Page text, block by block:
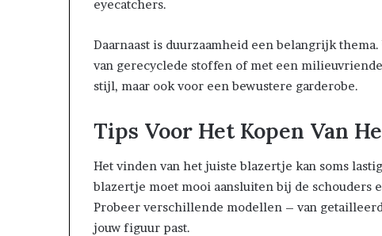
eyecatchers.
Daarnaast is duurzaamheid een belangrijk
van gerecyclede stoffen of met een
stijl, maar ook voor een bewustere garderobe.
Tips Voor Het Kopen Van
Het vinden van het juiste blazertje kan soms
blazertje moet mooi aansluiten bij de schouders
Probeer verschillende modellen – van
jouw figuur past.